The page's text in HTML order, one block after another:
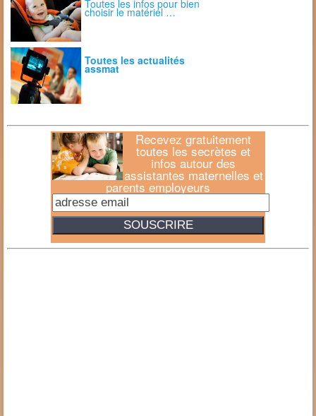
Toutes les infos pour bien
choisir le matériel …
Toutes les actualités
assmat
Recevez gratuitement
toutes les secrètes et
infos autour des
assistantes maternelles et
parents employeurs